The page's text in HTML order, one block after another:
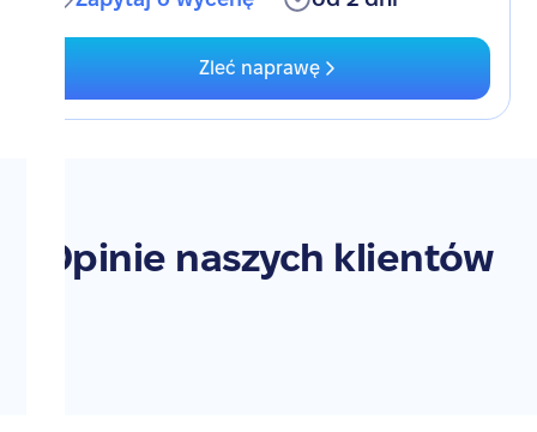
Zleć naprawę
Opinie naszych klientów